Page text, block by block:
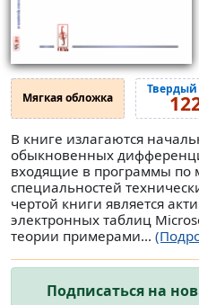
Мягкая обложка
Твердый
В книге излагаются
обыкновенных
входящие в программы по
специальностей
чертой книги является
электронных таблиц
теории примерами...
Подписаться на